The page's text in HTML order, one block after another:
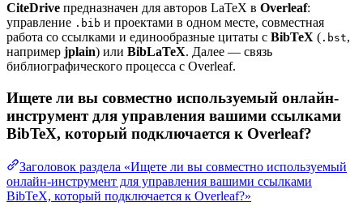
CiteDrive предназначен для авторов LaTeX в Overleaf:
управление .bib и проектами в одном месте, совместная
работа со ссылками и единообразные цитаты с BibTeX ( .bst,
например jplain) или BibLaTeX. Далее — связь
библиографического процесса с Overleaf.
Ищете ли вы совместно используемый онлайн-
инструмент для управления вашими ссылками
BibTeX, который подключается к Overleaf?
Заголовок раздела «Ищете ли вы совместно используемый
онлайн-инструмент для управления вашими ссылками
BibTeX, который подключается к Overleaf?»